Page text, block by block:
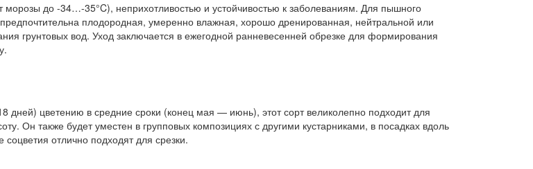
до -34…-35°C), неприхотливостью и устойчивостью к заболеваниям. Для пышного
плодородная, умеренно влажная, хорошо дренированная, нейтральной или
грунтовых вод. Уход заключается в ежегодной ранневесенней обрезке для формирования
цветению в средние сроки (конец мая — июнь), этот сорт великолепно подходит для
Он также будет уместен в групповых композициях с другими кустарниками, в посадках вдоль
отлично подходят для срезки.